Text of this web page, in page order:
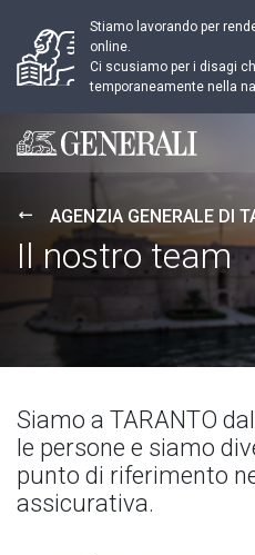
Stiamo lavorando per
online.
Ci scusiamo per i disagi
temporaneamente nella
Generali logo
AGENZIA GENERALE DI
Il nostro team
Siamo a TARANTO
le persone e siamo
punto di riferimento
assicurativa.